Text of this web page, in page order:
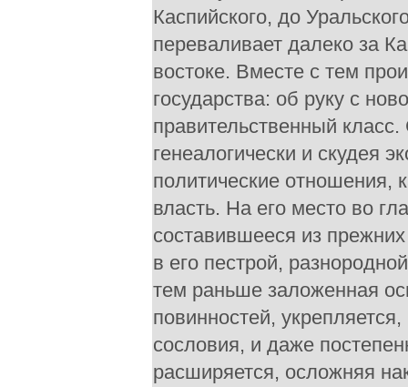
Каспийского, до
переваливает далеко за
востоке. Вместе с тем
государства: об руку с
правительственный
генеалогически и скудея
политические отношения,
власть. На его место во
составившееся из
в его пестрой,
тем раньше заложенная
повинностей,
сословия, и даже
расширяется, осложняя